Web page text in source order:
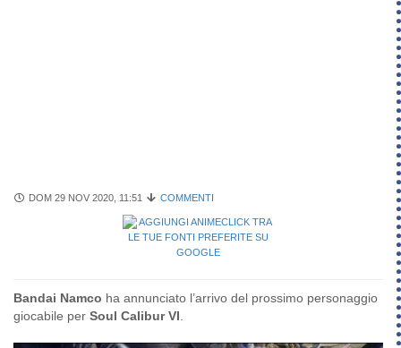
DOM 29 NOV 2020, 11:51 COMMENTI
Bandai Namco ha annunciato l’arrivo del prossimo personaggio
giocabile per Soul Calibur VI